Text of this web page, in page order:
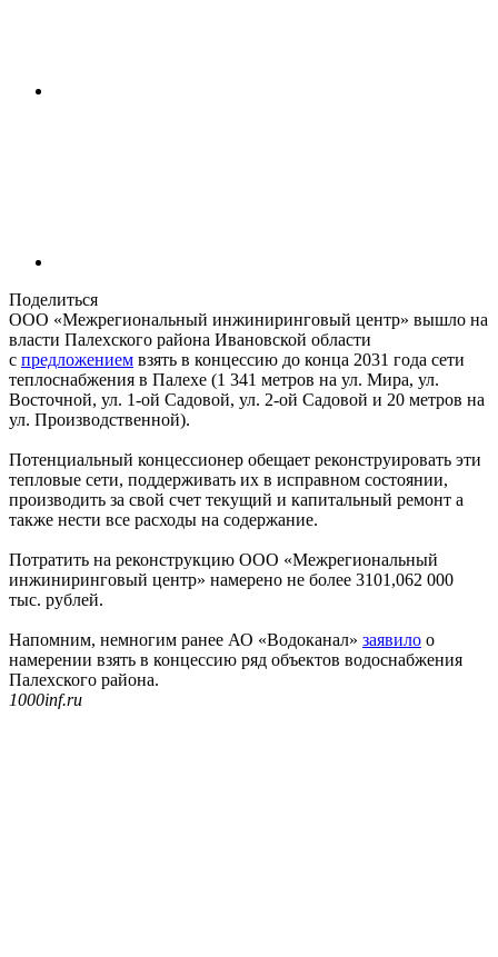
Поделиться
ООО «Межрегиональный инжиниринговый центр» вышло на
власти Палехского района Ивановской области
с предложением взять в концессию до конца 2031 года сети
теплоснабжения в Палехе (1 341 метров на ул. Мира, ул.
Восточной, ул. 1-ой Садовой, ул. 2-ой Садовой и 20 метров на
ул. Производственной).
Потенциальный концессионер обещает реконструировать эти
тепловые сети, поддерживать их в исправном состоянии,
производить за свой счет текущий и капитальный ремонт а
также нести все расходы на содержание.
Потратить на реконструкцию ООО «Межрегиональный
инжиниринговый центр» намерено не более 3101,062 000
тыс. рублей.
Напомним, немногим ранее АО «Водоканал» заявило о
намерении взять в концессию ряд объектов водоснабжения
Палехского района.
1000inf.ru